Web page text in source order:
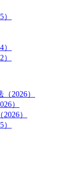
2026）
）
）